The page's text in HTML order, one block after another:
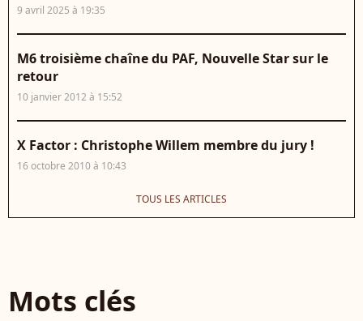
9 avril 2025 à 19:35
M6 troisième chaîne du PAF, Nouvelle Star sur le
retour
10 janvier 2012 à 15:52
X Factor : Christophe Willem membre du jury !
16 octobre 2010 à 10:43
TOUS LES ARTICLES
Mots clés